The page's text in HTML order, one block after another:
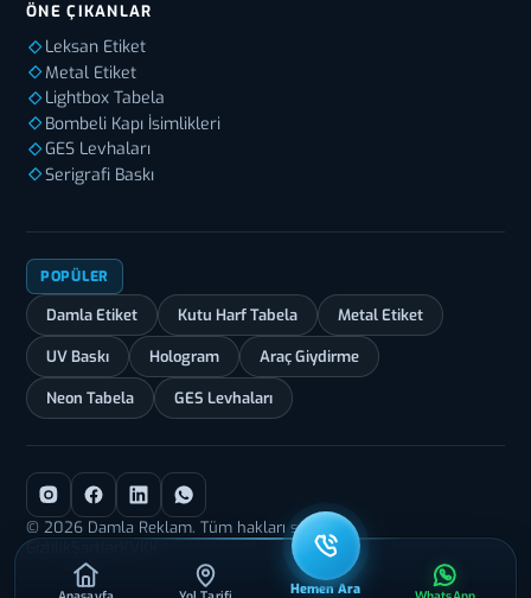
ÖNE ÇIKANLAR
Leksan Etiket
Metal Etiket
Lightbox Tabela
Bombeli Kapı İsimlikleri
GES Levhaları
Serigrafi Baskı
POPÜLER
Damla Etiket Kutu Harf Tabela Metal Etiket
UV Baskı Hologram Araç Giydirme
Neon Tabela GES Levhaları
© 2026 Damla Reklam. Tüm hakları saklıdır.
Gizlilik
Hemen Ara